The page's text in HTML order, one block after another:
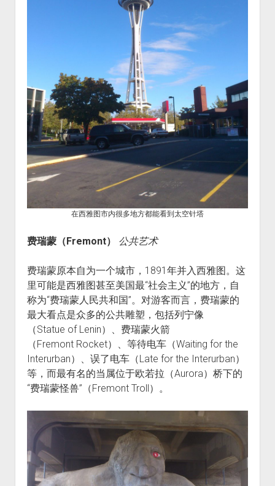
在西雅图市内很多地方都能看到太空针塔
费瑞蒙（Fremont） 公共艺术
费瑞蒙原本自为一个城市，1891年并入西雅图。这
里可能是西雅图甚至美国最“社会主义”的地方，自
称为“费瑞蒙人民共和国”。对游客而言，费瑞蒙的
最大看点是众多的公共雕塑，包括列宁像
（Statue of Lenin）、费瑞蒙火箭
（Fremont Rocket）、等待电车（Waiting for the
Interurban）、误了电车（Late for the Interurban）
等，而最有名的当属位于欧若拉（Aurora）桥下的
“费瑞蒙怪兽”（Fremont Troll）。